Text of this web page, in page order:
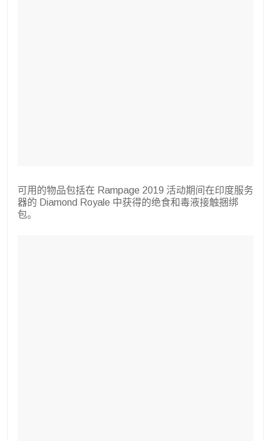
可用的物品包括在 Rampage 2019 活动期间在印度服务
器的 Diamond Royale 中获得的绝食和毒液接触捆绑
包。